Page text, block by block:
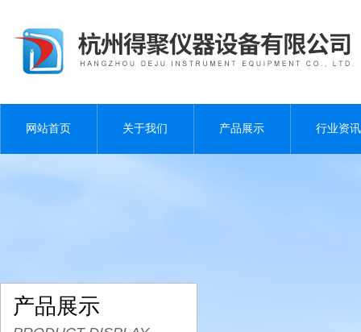
网站首页 关于我们 产品展示 行业资讯
产品展示